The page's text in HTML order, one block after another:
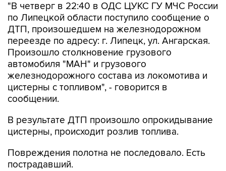
"В четверг в 22:40 в ОДС ЦУКС ГУ МЧС России
по Липецкой области поступило сообщение о
ДТП, произошедшем на железнодорожном
переезде по адресу: г. Липецк, ул. Ангарская.
Произошло столкновение грузового
автомобиля "МАН" и грузового
железнодорожного состава из локомотива и
цистерны с топливом", - говорится в
сообщении.
В результате ДТП произошло опрокидывание
цистерны, происходит розлив топлива.
Повреждения полотна не последовало. Есть
пострадавший.